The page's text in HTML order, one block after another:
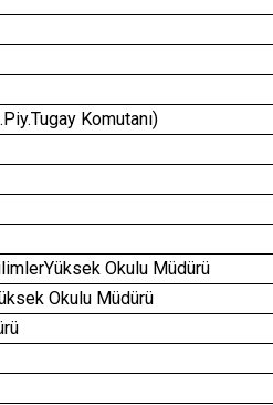
Komutanı)
Okulu Müdürü
Okulu Müdürü